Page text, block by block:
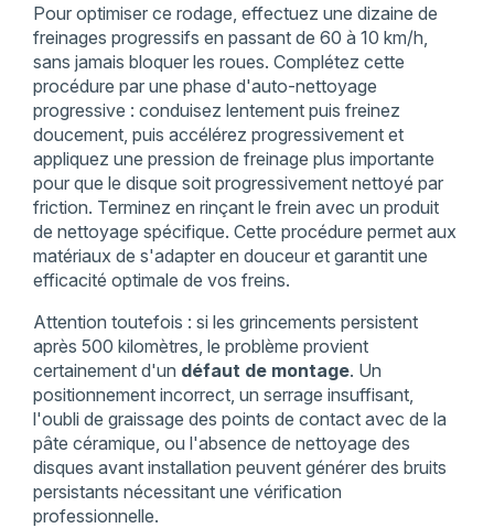
Pour optimiser ce rodage, effectuez une dizaine de
freinages progressifs en passant de 60 à 10 km/h,
sans jamais bloquer les roues. Complétez cette
procédure par une phase d'auto-nettoyage
progressive : conduisez lentement puis freinez
doucement, puis accélérez progressivement et
appliquez une pression de freinage plus importante
pour que le disque soit progressivement nettoyé par
friction. Terminez en rinçant le frein avec un produit
de nettoyage spécifique. Cette procédure permet aux
matériaux de s'adapter en douceur et garantit une
efficacité optimale de vos freins.
Attention toutefois : si les grincements persistent
après 500 kilomètres, le problème provient
certainement d'un défaut de montage. Un
positionnement incorrect, un serrage insuffisant,
l'oubli de graissage des points de contact avec de la
pâte céramique, ou l'absence de nettoyage des
disques avant installation peuvent générer des bruits
persistants nécessitant une vérification
professionnelle.